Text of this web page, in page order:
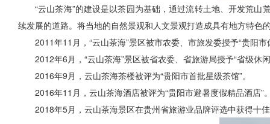
“云山茶海”的建设是以茶园为基础，通过流转土地、开发荒
续发展的道路。将当地的自然景观和人文景观打造成具有地方特色
2011年11月，“云山茶海”景区被市农委、市旅发委授予“贵阳
2012年6月，“云山茶海”景区被省农委、省旅游局授予“省级休
2016年9月，云山茶海茶楼被评为“贵阳市首批星级茶馆”。
2016年11月，云山茶海酒店被评为“贵阳市避暑度假精品酒店”
2018年5月，云山茶海景区在贵州省旅游业品牌评选中获得十